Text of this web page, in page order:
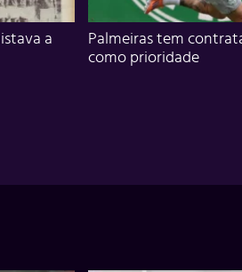
a
Palmeiras tem
como prioridade